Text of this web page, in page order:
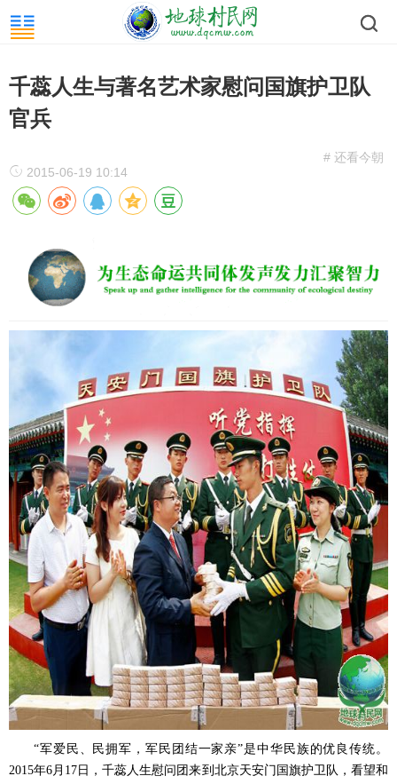
千蕊人生与著名艺术家慰问国旗护卫队
官兵
# 还看今朝
2015-06-19 10:14
“军爱民、民拥军，军民团结一家亲”是中华民族的优良传统。
2015年6月17日，千蕊人生慰问团来到北京天安门国旗护卫队，看望和